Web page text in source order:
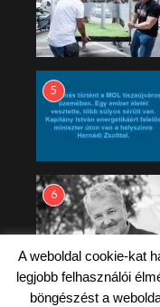
5
6
A weboldal cookie-kat
legjobb felhasználói
böngészést a